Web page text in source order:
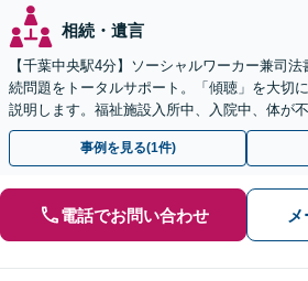
相続・遺言
【千葉中央駅4分】ソーシャルワーカー兼司
続問題をトータルサポート。「傾聴」を大切
説明します。福祉施設入所中、入院中、体が
なども柔軟に対応します【休日／夜間面談OK
事例を見る(1件)
電話でお問い合わせ